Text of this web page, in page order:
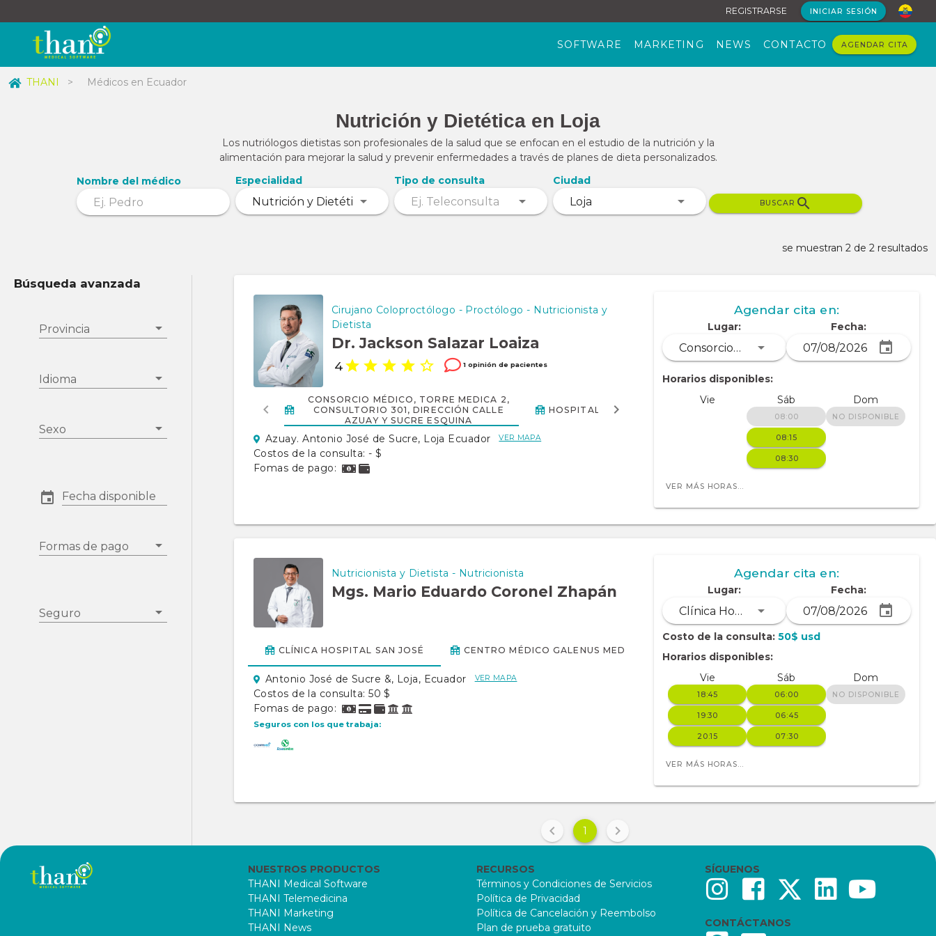
REGISTRARSE INICIAR SESIÓN
SOFTWARE MARKETING NEWS CONTACTO AGENDAR CITA
THANI > Médicos en Ecuador
Nutrición y Dietética en Loja
Los nutriólogos dietistas son profesionales de la salud que se enfocan en el estudio de la nutrición y la
alimentación para mejorar la salud y prevenir enfermedades a través de planes de dieta personalizados.
Nombre del médico
Especialidad Tipo de consulta Ciudad
BUSCAR
se muestran 2 de 2 resultados
Búsqueda avanzada
Provincia
Idioma
Sexo
Fecha disponible
Formas de pago
Seguro
Cirujano Coloproctólogo - Proctólogo - Nutricionista y
Dietista
Dr. Jackson Salazar Loaiza
4 1 opinión de pacientes
CONSORCIO MÉDICO, TORRE MEDICA 2,
CONSULTORIO 301, DIRECCIÓN CALLE
AZUAY Y SUCRE ESQUINA
HOSPITAL GENERAL REINA DEL CISNE
EDIFICIO PLATINUM MÉDICAL
CONSULTORIO 706,
CIRCUNVALACIÓN NORTE Y
LANIADO, UNIORO
Azuay. Antonio José de Sucre, Loja Ecuador VER MAPA
Costos de la consulta: - $
Fomas de pago:
Agendar cita en:
Lugar:
Consorcio Médico, Torre Medica 2, consultorio 301, Dirección Calle Azuay y Sucre esquina
Fecha:
Horarios disponibles:
Vie
Sáb
08:00
08:15
08:30
Dom
NO DISPONIBLE
VER MÁS HORAS...
Nutricionista y Dietista - Nutricionista
Mgs. Mario Eduardo Coronel Zhapán
CLÍNICA HOSPITAL SAN JOSÉ CENTRO MÉDICO GALENUS MED
Antonio José de Sucre &, Loja, Ecuador VER MAPA
Costos de la consulta: 50 $
Fomas de pago:
Seguros con los que trabaja:
Agendar cita en:
Lugar:
Clínica Hospital San José
Fecha:
Costo de la consulta: 50$ usd
Horarios disponibles:
Vie
18:45
19:30
20:15
Sáb
06:00
06:45
07:30
Dom
NO DISPONIBLE
VER MÁS HORAS...
1
NUESTROS PRODUCTOS
THANI Medical Software
THANI Telemedicina
THANI Marketing
THANI News
RECURSOS
Términos y Condiciones de Servicios
Política de Privacidad
Política de Cancelación y Reembolso
Plan de prueba gratuito
SÍGUENOS
CONTÁCTANOS